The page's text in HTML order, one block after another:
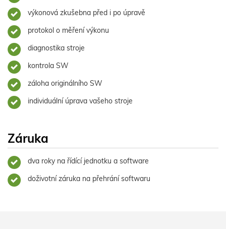
výkonová zkušebna před i po úpravě
protokol o měření výkonu
diagnostika stroje
kontrola SW
záloha originálního SW
individuální úprava vašeho stroje
Záruka
dva roky na řídící jednotku a software
doživotní záruka na přehrání softwaru